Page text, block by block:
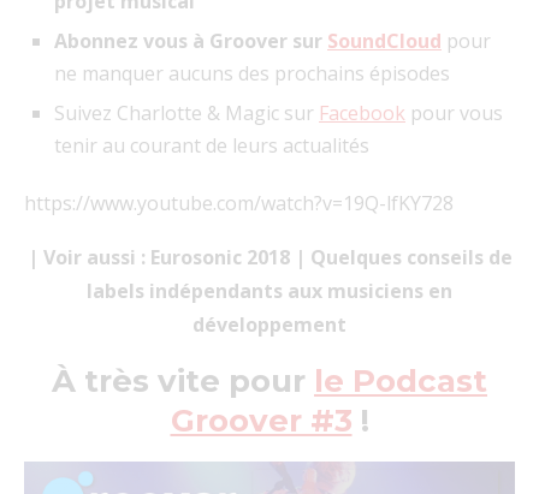
Abonnez vous à Groover sur SoundCloud pour
ne manquer aucuns des prochains épisodes
Suivez Charlotte & Magic sur Facebook pour vous
tenir au courant de leurs actualités
https://www.youtube.com/watch?v=19Q-lfKY728
| Voir aussi : Eurosonic 2018 | Quelques conseils de
labels indépendants aux musiciens en
développement
À très vite pour le Podcast
Groover #3 !